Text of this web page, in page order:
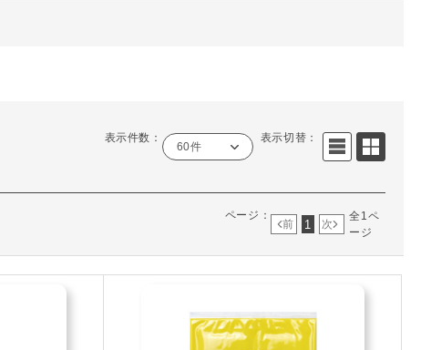
表示件数：
60件
表示切替：
ページ：
前 1 次
全1ペ
ージ